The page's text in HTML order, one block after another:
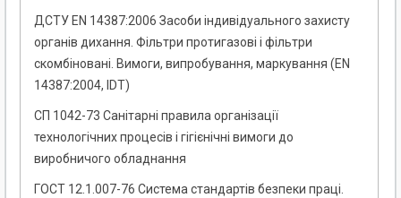
ДСТУ EN 14387:2006 Засоби індивідуального захисту
органів дихання. Фільтри протигазові і фільтри
скомбіновані. Вимоги, випробування, маркування (EN
14387:2004, IDТ)
СП 1042-73 Санітарні правила організації
технологічних процесів і гігієнічні вимоги до
виробничого обладнання
ГОСТ 12.1.007-76 Система стандартів безпеки праці.